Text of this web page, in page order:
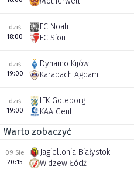
dziś
18:00
FC Noah
FC Sion
dziś
19:00
Dynamo Kijów
Karabach Agdam
dziś
19:00
IFK Goteborg
KAA Gent
Warto zobaczyć
09 Sie
20:15
Jagiellonia Białystok
Widzew Łódź